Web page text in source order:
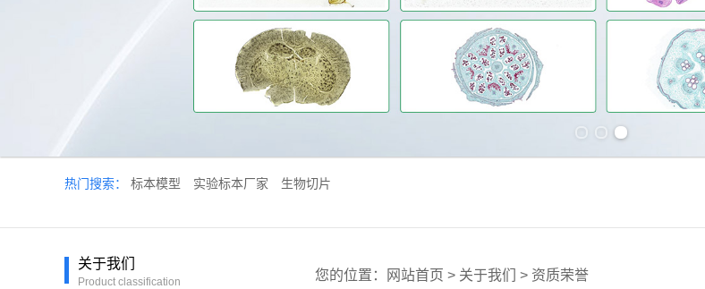
热门搜索： 标本模型 实验标本厂家 生物切片
关于我们
Product classification 您的位置： 网站首页 > 关于我们 > 资质荣誉